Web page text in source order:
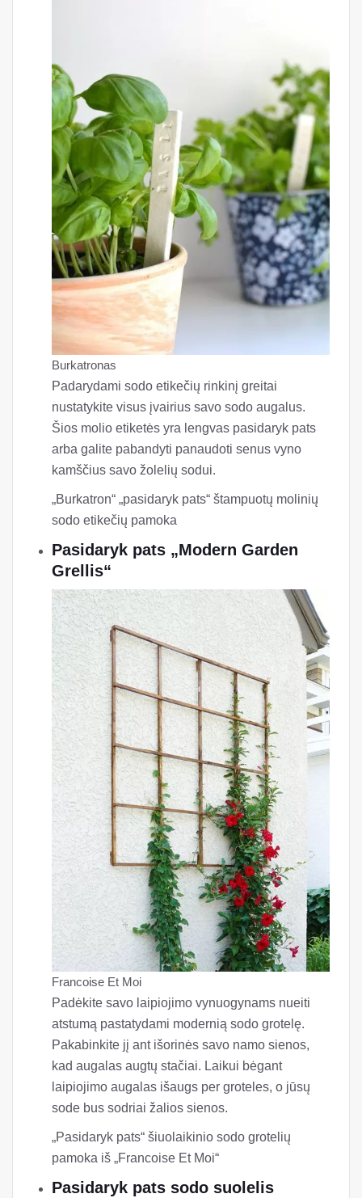
Burkatronas
Padarydami sodo etikečių rinkinį greitai
nustatykite visus įvairius savo sodo augalus.
Šios molio etiketės yra lengvas pasidaryk pats
arba galite pabandyti panaudoti senus vyno
kamščius savo žolelių sodui.
„Burkatron“ „pasidaryk pats“ štampuotų molinių
sodo etikečių pamoka
Pasidaryk pats „Modern Garden
Grellis“
Francoise Et Moi
Padėkite savo laipiojimo vynuogynams nueiti
atstumą pastatydami modernią sodo grotelę.
Pakabinkite jį ant išorinės savo namo sienos,
kad augalas augtų stačiai. Laikui bėgant
laipiojimo augalas išaugs per groteles, o jūsų
sode bus sodriai žalios sienos.
„Pasidaryk pats“ šiuolaikinio sodo grotelių
pamoka iš „Francoise Et Moi“
Pasidaryk pats sodo suolelis